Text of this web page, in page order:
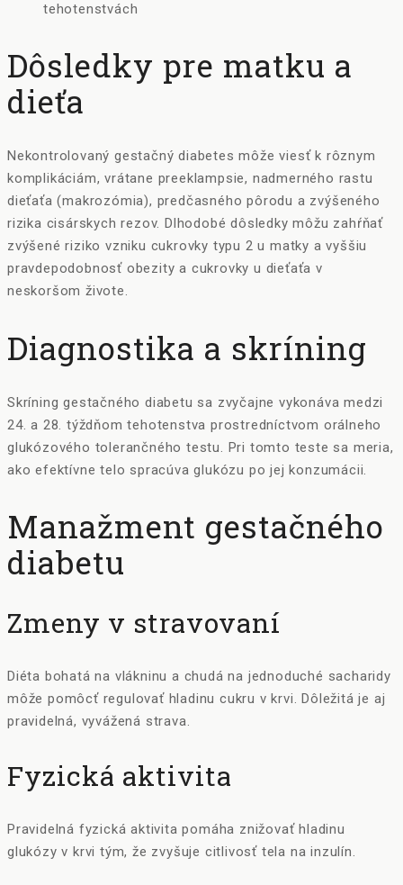
tehotenstvách
Dôsledky pre matku a
dieťa
Nekontrolovaný gestačný diabetes môže viesť k rôznym
komplikáciám, vrátane preeklampsie, nadmerného rastu
dieťaťa (makrozómia), predčasného pôrodu a zvýšeného
rizika cisárskych rezov. Dlhodobé dôsledky môžu zahŕňať
zvýšené riziko vzniku cukrovky typu 2 u matky a vyššiu
pravdepodobnosť obezity a cukrovky u dieťaťa v
neskoršom živote.
Diagnostika a skríning
Skríning gestačného diabetu sa zvyčajne vykonáva medzi
24. a 28. týždňom tehotenstva prostredníctvom orálneho
glukózového tolerančného testu. Pri tomto teste sa meria,
ako efektívne telo spracúva glukózu po jej konzumácii.
Manažment gestačného
diabetu
Zmeny v stravovaní
Diéta bohatá na vlákninu a chudá na jednoduché sacharidy
môže pomôcť regulovať hladinu cukru v krvi. Dôležitá je aj
pravidelná, vyvážená strava.
Fyzická aktivita
Pravidelná fyzická aktivita pomáha znižovať hladinu
glukózy v krvi tým, že zvyšuje citlivosť tela na inzulín.